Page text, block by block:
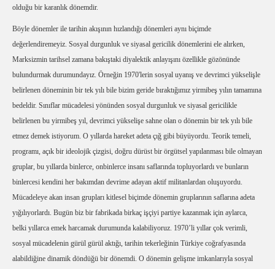
olduğu bir karanlık dönemdir.
Böyle dönemler ile tarihin akışının hızlandığı dönemleri aynı biçimde
değerlendiremeyiz. Sosyal durgunluk ve siyasal gericilik dönemlerini ele alırken,
Marksizmin tarihsel zamana bakıştaki diyalektik anlayışını özellikle gözönünde
bulundurmak durumundayız. Örneğin 1970'lerin sosyal uyanış ve devrimci yükselişle
belirlenen döneminin bir tek yılı bile bizim geride bıraktığımız yirmibeş yılın tamamına
bedeldir. Sınıflar mücadelesi yönünden sosyal durgunluk ve siyasal gericilikle
belirlenen bu yirmibeş yıl, devrimci yükselişe sahne olan o dönemin bir tek yılı bile
etmez demek istiyorum. O yıllarda hareket adeta çığ gibi büyüyordu. Teorik temeli,
programı, açık bir ideolojik çizgisi, doğru dürüst bir örgütsel yapılanması bile olmayan
gruplar, bu yıllarda binlerce, onbinlerce insanı saflarında topluyorlardı ve bunların
binlercesi kendini her bakımdan devrime adayan aktif militanlardan oluşuyordu.
Mücadeleye akan insan grupları kitlesel biçimde dönemin gruplarının saflarına adeta
yığılıyorlardı. Bugün biz bir fabrikada birkaç işçiyi partiye kazanmak için aylarca,
belki yıllarca emek harcamak durumunda kalabiliyoruz. 1970’li yıllar çok verimli,
sosyal mücadelenin gürül gürül aktığı, tarihin tekerleğinin Türkiye coğrafyasında
alabildiğine dinamik döndüğü bir dönemdi. O dönemin gelişme imkanlarıyla sosyal